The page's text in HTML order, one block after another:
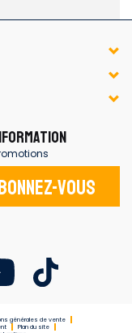
vous
générales de vente
Plan du site